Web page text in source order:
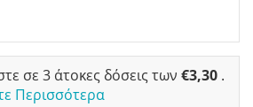
σε 3 άτοκες δόσεις των €3,30 .
Περισσότερα